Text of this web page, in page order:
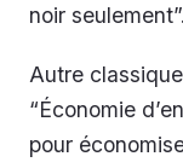
noir
Autre
“Économie
pour